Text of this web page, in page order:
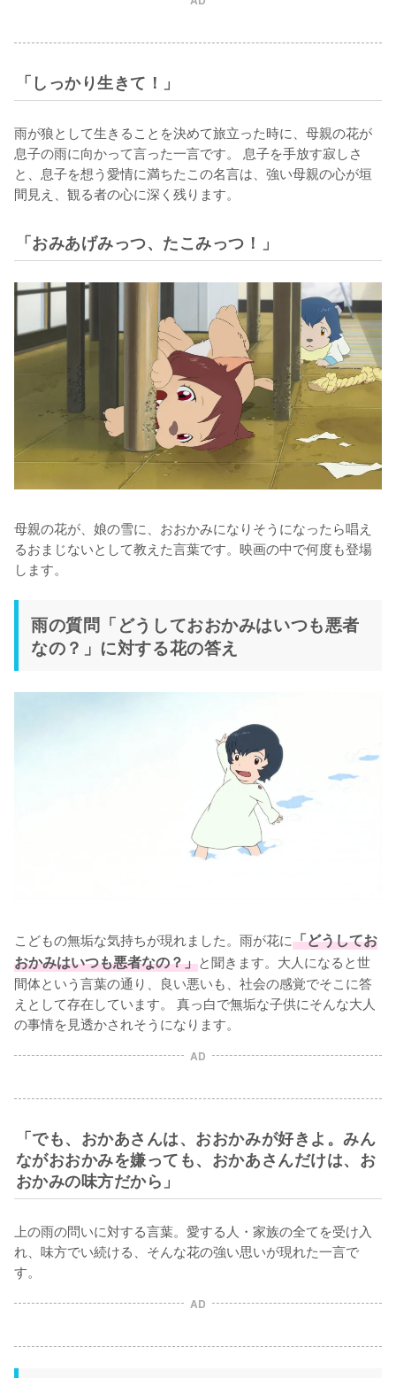
「しっかり生きて！」
雨が狼として生きることを決めて旅立った時に、母親の花が
息子の雨に向かって言った一言です。 息子を手放す寂しさ
と、息子を想う愛情に満ちたこの名言は、強い母親の心が垣
間見え、観る者の心に深く残ります。
「おみあげみっつ、たこみっつ！」
母親の花が、娘の雪に、おおかみになりそうになったら唱え
るおまじないとして教えた言葉です。映画の中で何度も登場
します。
雨の質問「どうしておおかみはいつも悪者
なの？」に対する花の答え
こどもの無垢な気持ちが現れました。雨が花に「どうしてお
おかみはいつも悪者なの？」と聞きます。大人になると世
間体という言葉の通り、良い悪いも、社会の感覚でそこに答
えとして存在しています。 真っ白で無垢な子供にそんな大人
の事情を見透かされそうになります。
AD
「でも、おかあさんは、おおかみが好きよ。みん
ながおおかみを嫌っても、おかあさんだけは、お
おかみの味方だから」
上の雨の問いに対する言葉。愛する人・家族の全てを受け入
れ、味方でい続ける、そんな花の強い思いが現れた一言で
す。
AD